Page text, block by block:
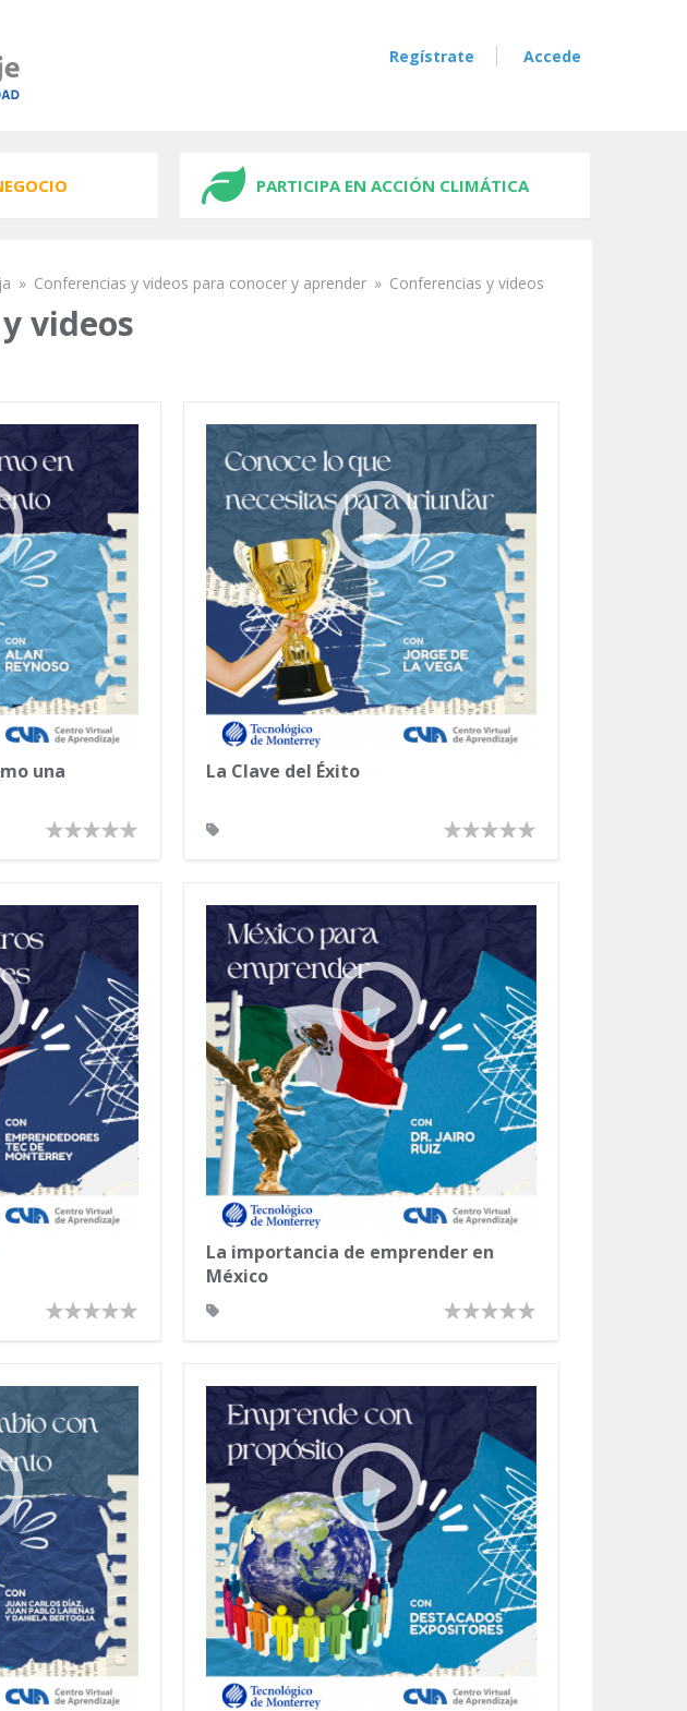
Regístrate Accede
PARTICIPA EN ACCIÓN CLIMÁTICA
aquí
» Conferencias y videos para conocer y aprender » Conferencias y videos
videos
una
La Clave del Éxito
La importancia de emprender en
México